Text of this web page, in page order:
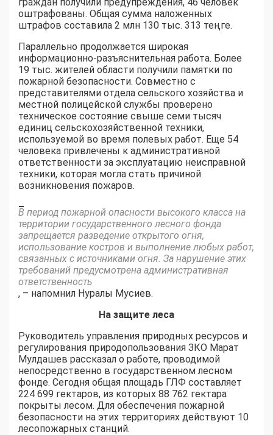
оштрафованы. Общая сумма наложенных
штрафов составила 2 млн 130 тыс. 313 теңге.
Параллельно продолжается широкая
информационно-разъяснительная работа. Более
19 тыс. жителей области получили памятки по
пожарной безопасности. Совместно с
представителями отдела сельского хозяйства и
местной полицейской службы проверено
техническое состояние свыше семи тысяч
единиц сельскохозяйственной техники,
используемой во время полевых работ. Еще 54
человека привлечены к административной
ответственности за эксплуатацию неисправной
техники, которая могла стать причиной
возникновения пожаров.
–
В период пожарной опасности высокого класса на
территории государственного лесного фонда
запрещается разведение открытого огня,
использование костров и выполнение любых работ,
связанных с источниками огня. За нарушение этих
требований предусмотрена административная
ответственность
, – напомнил Нуралы Мусиев.
На защите леса
Руководитель управления природных ресурсов и
регулирования природопользования ЗКО Марат
Мулдашев рассказал о работе, проводимой
непосредственно в государственном лесном
фонде. Сегодня общая площадь ГЛФ составляет
224 699 гектаров, из которых 88 762 гектара
покрыты лесом. Для обеспечения пожарной
безопасности на этих территориях действуют 10
лесопожарных станций.